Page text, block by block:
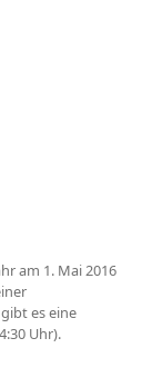
am 1. Mai 2016
es eine
Uhr).